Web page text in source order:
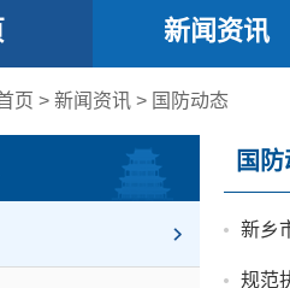
新闻资讯
页 > 新闻资讯 > 国防动态
国
新乡
规范